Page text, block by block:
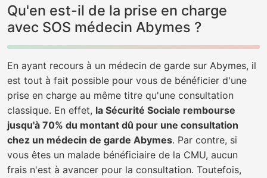
Qu'en est-il de la prise en charge
avec SOS médecin Abymes ?
En ayant recours à un médecin de garde sur Abymes, il
est tout à fait possible pour vous de bénéficier d'une
prise en charge au même titre qu'une consultation
classique. En effet, la Sécurité Sociale rembourse
jusqu'à 70% du montant dû pour une consultation
chez un médecin de garde Abymes. Par contre, si
vous êtes un malade bénéficiaire de la CMU, aucun
frais n'est à avancer pour la consultation. Toutefois,